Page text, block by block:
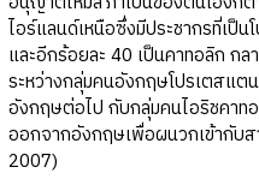
ไอร์แลนด์เหนือซึ่งมีประชากรที่เป็
และอีกร้อยละ 40 เป็นคาทอลิก ก
ระหว่างกลุ่มคนอังกฤษโปรเตสแต
อังกฤษต่อไป กับกลุ่มคนไอริชคาท
ออกจากอังกฤษเพื่อผนวกเข้ากับ
2007)